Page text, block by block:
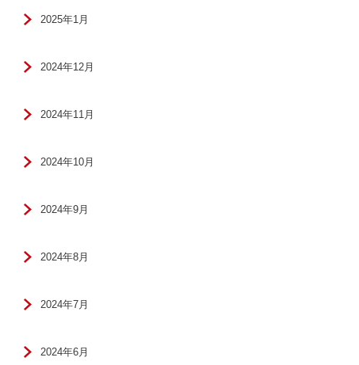
2025年1月
2024年12月
2024年11月
2024年10月
2024年9月
2024年8月
2024年7月
2024年6月